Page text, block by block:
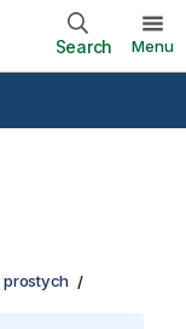
Search Menu
prostych